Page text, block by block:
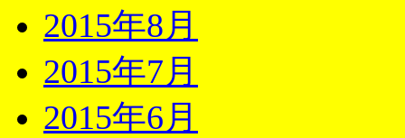
2015年8月
2015年7月
2015年6月